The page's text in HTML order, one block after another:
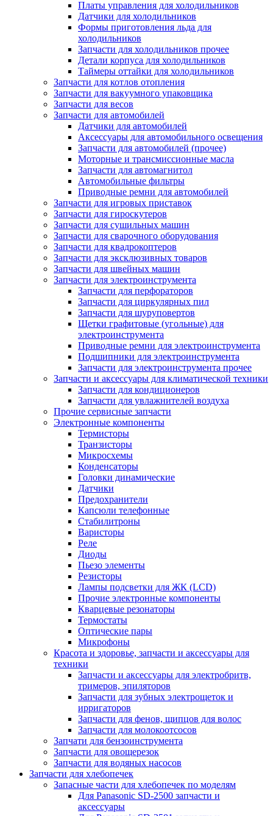
Платы управления для холодильников
Датчики для холодильников
Формы приготовления льда для
холодильников
Запчасти для холодильников прочее
Детали корпуса для холодильников
Таймеры оттайки для холодильников
Запчасти для котлов отопления
Запчасти для вакуумного упаковщика
Запчасти для весов
Запчасти для автомобилей
Датчики для автомобилей
Аксессуары для автомобильного освещения
Запчасти для автомобилей (прочее)
Моторные и трансмиссионные масла
Запчасти для автомагнитол
Автомобильные фильтры
Приводные ремни для автомобилей
Запчасти для игровых приставок
Запчасти для гироскутеров
Запчасти для сушильных машин
Запчасти для сварочного оборудования
Запчасти для квадрокоптеров
Запчасти для эксклюзивных товаров
Запчасти для швейных машин
Запчасти для электроинструмента
Запчасти для перфораторов
Запчасти для циркулярных пил
Запчасти для шуруповертов
Щетки графитовые (угольные) для
электроинструмента
Приводные ремни для электроинструмента
Подшипники для электроинструмента
Запчасти для электроинструмента прочее
Запчасти и аксессуары для климатической техники
Запчасти для кондиционеров
Запчасти для увлажнителей воздуха
Прочие сервисные запчасти
Электронные компоненты
Термисторы
Транзисторы
Микросхемы
Конденсаторы
Головки динамические
Датчики
Предохранители
Капсюли телефонные
Стабилитроны
Варисторы
Реле
Диоды
Пьезо элементы
Резисторы
Лампы подсветки для ЖК (LCD)
Прочие электронные компоненты
Кварцевые резонаторы
Термостаты
Оптические пары
Микрофоны
Красота и здоровье, запчасти и аксессуары для
техники
Запчасти и аксессуары для электробритв,
тримеров, эпиляторов
Запчасти для зубных электрощеток и
ирригаторов
Запчасти для фенов, щипцов для волос
Запчасти для молокоотсосов
Запчати для бензоинструмента
Запчасти для овощерезок
Запчасти для водяных насосов
Запчасти для хлебопечек
Запасные части для хлебопечек по моделям
Для Panasonic SD-2500 запчасти и
аксессуары